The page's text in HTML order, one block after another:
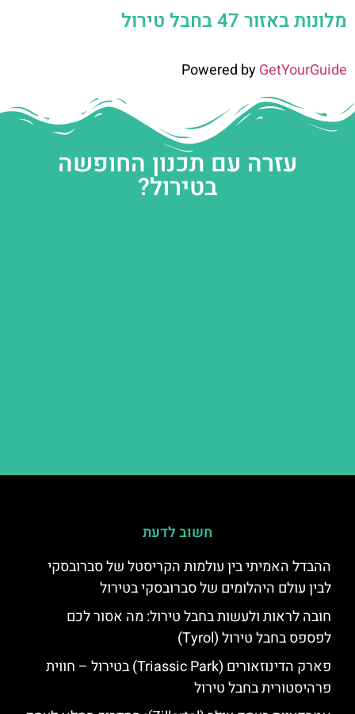
מלונות באזור 47 בחבל טירול
Powered byGetYourGuide
עזרה עם תכנון החופשה
בטירול?
חשוב לדעת
ההבדל האמיתי בין עולמות הקריסטל של סברובסקי
לבין עולם היהלומים של סברובסקי בטירול
חובה לראות ולעשות בחבל טירול: מה אסור לכם
לפספס בחבל טירול (Tyrol)
פארק הדינוזאורים (Triassic Park) בטירול – חווית
פרהיסטורית בחבל טירול